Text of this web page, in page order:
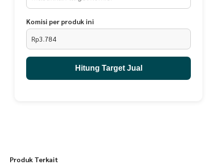
Komisi per produk ini
Rp3.784
Hitung Target Jual
Produk Terkait